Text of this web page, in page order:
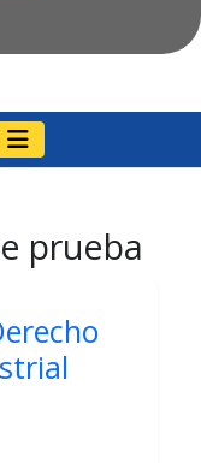
prueba